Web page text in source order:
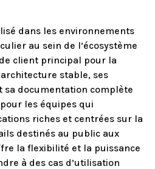
dans les environnements
au sein de l’écosystème
client principal pour la
stable, ses
sa documentation complète
les équipes qui
riches et centrées sur la
destinés au public aux
la flexibilité et la puissance
à des cas d’utilisation